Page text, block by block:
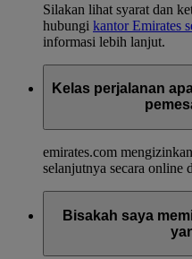
Silakan lihat syarat dan
hubungi kantor Emirates
informasi lebih lanjut.
Kelas perjalanan
emirates.com
selanjutnya secara online
Bisakah saya